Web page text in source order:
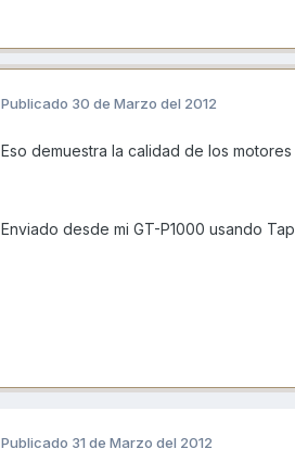
Publicado 30 de Marzo del 2012
Eso demuestra la calidad de los
Enviado desde mi GT-P1000 usando
Publicado 31 de Marzo del 2012